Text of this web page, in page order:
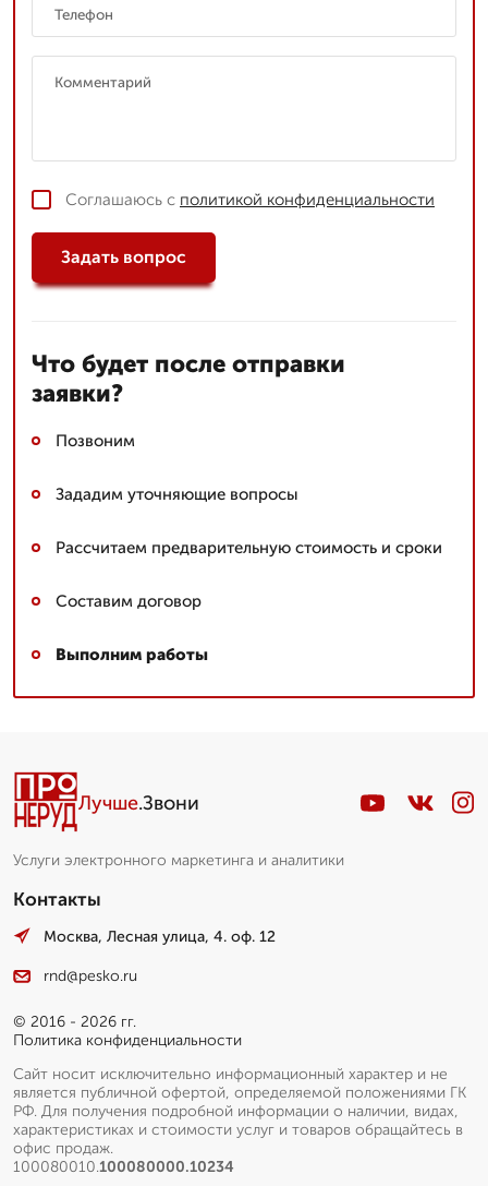
Соглашаюсь с политикой конфиденциальности
Задать вопрос
Что будет после отправки
заявки?
Позвоним
Зададим уточняющие вопросы
Рассчитаем предварительную стоимость и сроки
Составим договор
Выполним работы
Лучше.Звони
Услуги электронного маркетинга и аналитики
Контакты
Москва, Лесная улица, 4. оф. 12
rnd@pesko.ru
© 2016 - 2026 гг.
Политика конфиденциальности
Сайт носит исключительно информационный характер и не
является публичной офертой, определяемой положениями ГК
РФ. Для получения подробной информации о наличии, видах,
характеристиках и стоимости услуг и товаров обращайтесь в
офис продаж.
100080010.100080000.10234